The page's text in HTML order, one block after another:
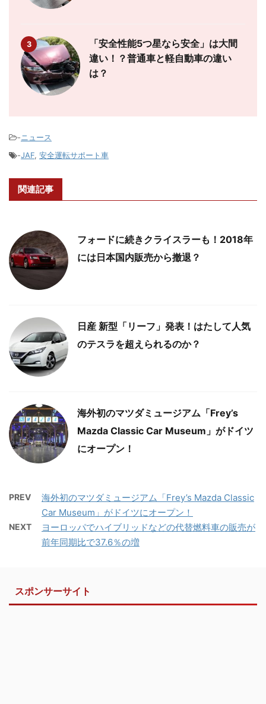
3
「安全性能5つ星なら安全」は大間
違い！？普通車と軽自動車の違い
は？
-ニュース
-JAF, 安全運転サポート車
関連記事
フォードに続きクライスラーも！2018年
には日本国内販売から撤退？
日産 新型「リーフ」発表！はたして人気
のテスラを超えられるのか？
海外初のマツダミュージアム「Frey’s
Mazda Classic Car Museum」がドイツ
にオープン！
PREV
海外初のマツダミュージアム「Frey’s Mazda Classic
Car Museum」がドイツにオープン！
NEXT
ヨーロッパでハイブリッドなどの代替燃料車の販売が
前年同期比で37.6％の増
スポンサーサイト